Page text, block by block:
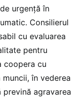
urgență în
Consilierul
cu evaluarea
pentru
coopera cu
în vederea
agravarea